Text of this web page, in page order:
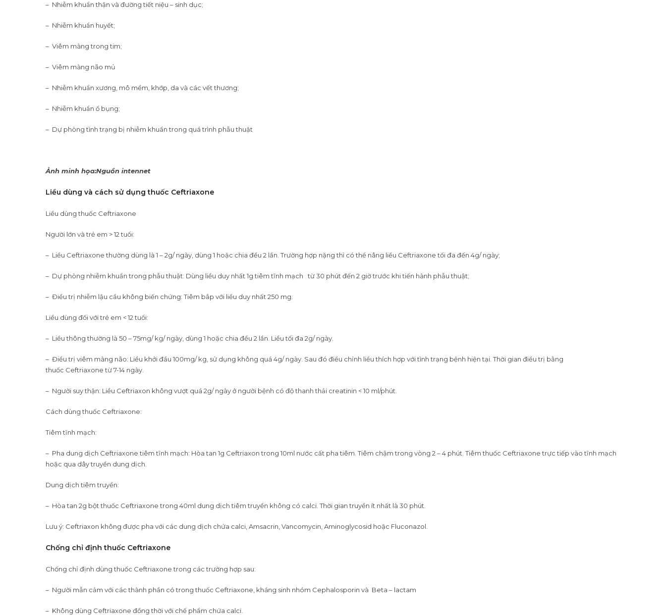
– Nhiễm khuẩn thận và đường tiết niệu – sinh dục;
– Nhiễm khuẩn huyết;
– Viêm màng trong tim;
– Viêm màng não mủ
– Nhiễm khuẩn xương, mô mềm, khớp, da và các vết thương;
– Nhiễm khuẩn ổ bụng;
– Dự phòng tình trạng bị nhiễm khuẩn trong quá trình phẫu thuật
Ảnh minh họa:Nguồn intennet
Liều dùng và cách sử dụng thuốc Ceftriaxone
Liều dùng thuốc Ceftriaxone
Người lớn và trẻ em > 12 tuổi:
– Liều Ceftriaxone thường dùng là 1 – 2g/ ngày, dùng 1 hoặc chia đều 2 lần. Trường hợp nặng thì có thể nâng liều Ceftriaxone tối đa đến 4g/ ngày;
– Dự phòng nhiễm khuẩn trong phẫu thuật: Dùng liều duy nhất 1g tiêm tĩnh mạch từ 30 phút đến 2 giờ trước khi tiến hành phẫu thuật;
– Điều trị nhiễm lậu cầu không biến chứng: Tiêm bắp với liều duy nhất 250 mg.
Liều dùng đối với trẻ em < 12 tuổi:
– Liều thông thường là 50 – 75mg/ kg/ ngày, dùng 1 hoặc chia đều 2 lần. Liều tối đa 2g/ ngày.
– Điều trị viêm màng não: Liều khởi đầu 100mg/ kg, sử dụng không quá 4g/ ngày. Sau đó điều chỉnh liều thích hợp với tình trạng bệnh hiện tại. Thời gian điều trị bằng
thuốc Ceftriaxone từ 7-14 ngày.
– Người suy thận: Liều Ceftriaxon không vượt quá 2g/ ngày ở người bệnh có độ thanh thải creatinin < 10 ml/phút.
Cách dùng thuốc Ceftriaxone:
Tiêm tĩnh mạch:
– Pha dung dịch Ceftriaxone tiêm tĩnh mạch: Hòa tan 1g Ceftriaxon trong 10ml nước cất pha tiêm. Tiêm chậm trong vòng 2 – 4 phút. Tiêm thuốc Ceftriaxone trực tiếp vào tĩnh mạch
hoặc qua dây truyền dung dịch.
Dung dịch tiêm truyền:
– Hòa tan 2g bột thuốc Ceftriaxone trong 40ml dung dịch tiêm truyền không có calci. Thời gian truyền ít nhất là 30 phút.
Lưu ý: Ceftriaxon không được pha với các dung dịch chứa calci, Amsacrin, Vancomycin, Aminoglycosid hoặc Fluconazol.
Chống chỉ định thuốc Ceftriaxone
Chống chỉ định dùng thuốc Ceftriaxone trong các trường hợp sau:
– Người mẫn cảm với các thành phần có trong thuốc Ceftriaxone, kháng sinh nhóm Cephalosporin và Beta – lactam
– Không dùng Ceftriaxone đồng thời với chế phẩm chứa calci.